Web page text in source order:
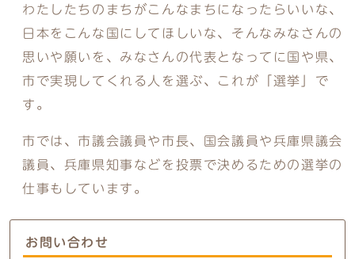
わたしたちのまちがこんなまちになったらいいな、
日本をこんな国にしてほしいな、そんなみなさんの
思いや願いを、みなさんの代表となってに国や県、
市で実現してくれる人を選ぶ、これが「選挙」で
す。
市では、市議会議員や市長、国会議員や兵庫県議会
議員、兵庫県知事などを投票で決めるための選挙の
仕事もしています。
お問い合わせ